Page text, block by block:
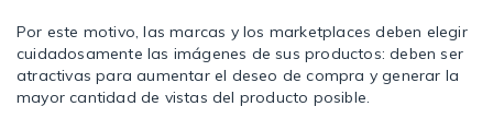
Por este motivo, las marcas y los marketplaces deben elegir
cuidadosamente las imágenes de sus productos: deben ser
atractivas para aumentar el deseo de compra y generar la
mayor cantidad de vistas del producto posible.